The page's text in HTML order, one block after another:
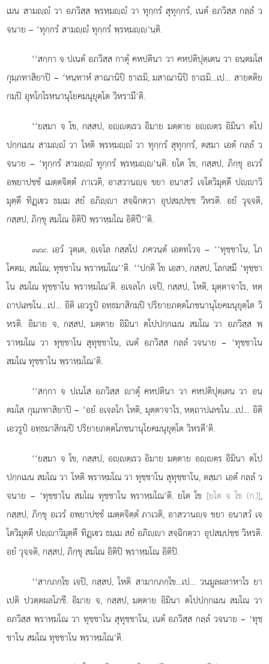
เมน สามฺํ วา อภวิสฺส พฺรหฺมฺํ วา ทุกฺกรํ สุทุกฺกรํ, เนตํ อภวิสฺส กลฺลํ ว
จนาย – ‘ทุกฺกรํ สามฺํ ทุกฺกรํ พฺรหฺมฺ’นฺติ.
‘‘สกฺกา จ ปเนตํ อภวิสฺส กาตุํ คหปตินา วา คหปติปุตฺเตน วา อนฺตมโส
กุมฺภทาสิยาปิ – ‘หนฺทาหํ สาณานิปิ ธาเรมิ, มสาณานิปิ ธาเรมิ…เป… สายตติย
กมฺปิ อุทโกโรหนานุโยคมนุยุตฺโต วิหรามี’ติ.
‘‘ยสฺมา จ โข, กสฺสป, อฺตฺเรว อิมาย มตฺตาย อฺตฺร อิมินา ตโป
ปกฺกเมน สามฺํ วา โหติ พฺรหฺมฺํ วา ทุกฺกรํ สุทุกฺกรํ, ตสฺมา เอตํ กลฺลํ ว
จนาย – ‘ทุกฺกรํ สามฺํ ทุกฺกรํ พฺรหฺมฺ’นฺติ. ยโต โข, กสฺสป, ภิกฺขุ อเวรํ
อพฺยาปชฺชํ เมตฺตจิตฺตํ ภาเวติ, อาสวานฺจ ขยา อนาสวํ เจโตวิมุตฺตึ ปฺาวิ
มุตฺตึ ทิฏฺเว ธมฺเม สยํ อภิฺา สจฺฉิกตฺวา อุปสมฺปชฺช วิหรติ. อยํ วุจฺจติ,
กสฺสป, ภิกฺขุ สมโณ อิติปิ พฺราหฺมโณ อิติปี’’ติ.
๓๙๙. เอวํ วุตฺเต, อเจโล กสฺสโป ภควนฺตํ เอตทโวจ – ‘‘ทุชฺชาโน, โภ
โคตม, สมโณ, ทุชฺชาโน พฺราหฺมโณ’’ติ. ‘‘ปกติ โข เอสา, กสฺสป, โลกสฺมึ ‘ทุชฺชา
โน สมโณ ทุชฺชาโน พฺราหฺมโณ’ติ. อเจลโก เจปิ, กสฺสป, โหติ, มุตฺตาจาโร, หตฺ
ถาปเลขโน…เป… อิติ เอวรูปํ อทฺธมาสิกมฺปิ ปริยายภตฺตโภชนานุโยคมนุยุตฺโต วิ
หรติ. อิมาย จ, กสฺสป, มตฺตาย อิมินา ตโปปกฺกเมน สมโณ วา อภวิสฺส พฺ
ราหฺมโณ วา ทุชฺชาโน สุทุชฺชาโน, เนตํ อภวิสฺส กลฺลํ วจนาย – ‘ทุชฺชาโน
สมโณ ทุชฺชาโน พฺราหฺมโณ’ติ.
‘‘สกฺกา จ ปเนโส อภวิสฺส าตุํ คหปตินา วา คหปติปุตฺเตน วา อนฺ
ตมโส กุมฺภทาสิยาปิ – ‘อยํ อเจลโก โหติ, มุตฺตาจาโร, หตฺถาปเลขโน…เป… อิติ
เอวรูปํ อทฺธมาสิกมฺปิ ปริยายภตฺตโภชนานุโยคมนุยุตฺโต วิหรตี’ติ.
‘‘ยสฺมา จ โข, กสฺสป, อฺตฺเรว อิมาย มตฺตาย อฺตฺร อิมินา ตโป
ปกฺกเมน สมโณ วา โหติ พฺราหฺมโณ วา ทุชฺชาโน สุทุชฺชาโน, ตสฺมา เอตํ กลฺลํ ว
จนาย – ‘ทุชฺชาโน สมโณ ทุชฺชาโน พฺราหฺมโณ’ติ. ยโต โข [ยโต จ โข (ก.)],
กสฺสป, ภิกฺขุ อเวรํ อพฺยาปชฺชํ เมตฺตจิตฺตํ ภาเวติ, อาสวานฺจ ขยา อนาสวํ เจ
โตวิมุตฺตึ ปฺาวิมุตฺตึ ทิฏฺเว ธมฺเม สยํ อภิฺาสจฺฉิกตฺวา อุปสมฺปชฺช วิหรติ.
อยํ วุจฺจติ, กสฺสป, ภิกฺขุ สมโณ อิติปิ พฺราหฺมโณ อิติปิ.
‘‘สากภกฺโข เจปิ, กสฺสป, โหติ สามากภกฺโข…เป… วนมูลผลาหาโร ยา
เปติ ปวตฺตผลโภชี. อิมาย จ, กสฺสป, มตฺตาย อิมินา ตโปปกฺกเมน สมโณ วา
อภวิสฺสพฺราหฺมโณ วา ทุชฺชาโน สุทุชฺชาโน, เนตํ อภวิสฺส กลฺลํ วจนาย – ‘ทุชฺ
ชาโน สมโณ ทุชฺชาโน พฺราหฺมโณ’ติ.